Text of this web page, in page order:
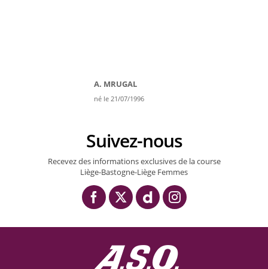
A. MRUGAL
né le 21/07/1996
Suivez-nous
Recevez des informations exclusives de la course
Liège-Bastogne-Liège Femmes